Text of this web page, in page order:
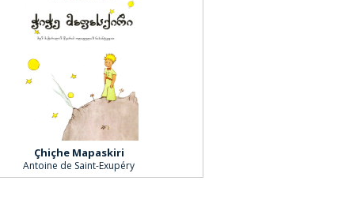
Çhiçhe Mapaskiri
Antoine de Saint-Exupéry